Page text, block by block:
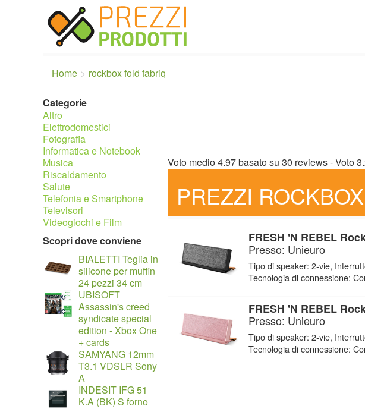
Home rockbox fold fabriq
Categorie
Altro
Elettrodomestici
Fotografia
Informatica e Notebook
Musica
Riscaldamento
Salute
Telefonia e Smartphone
Televisori
Videogiochi e Film
Scopri dove conviene
BIALETTI Teglia in
silicone per muffin
24 pezzi 34 cm
UBISOFT
Assassin's creed
syndicate special
edition - Xbox One
+ cards
SAMYANG 12mm
T3.1 VDSLR Sony
A
INDESIT IFG 51
K.A (BK) S forno
Voto medio4.97basato su 30 reviews- Voto
PREZZI
FRESH 'N REBEL
Presso: Unieuro
Tipo di speaker: 2-vie,
Tecnologia di connessione:
FRESH 'N REBEL
Presso: Unieuro
Tipo di speaker: 2-vie,
Tecnologia di connessione: